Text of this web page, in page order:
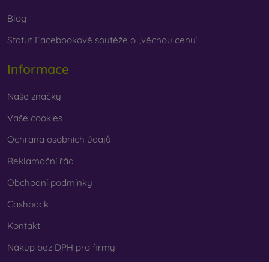
Blog
Statut Facebookové soutěže o „věcnou cenu“
Informace
Naše značky
Vaše cookies
Ochrana osobních údajů
Reklamační řád
Obchodní podmínky
Cashback
Kontakt
Nákup bez DPH pro firmy